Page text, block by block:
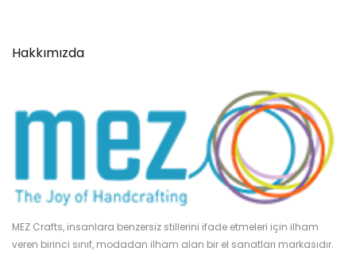
Hakkımızda
MEZ Crafts, insanlara benzersiz stillerini ifade etmeleri için ilham
veren birinci sınıf, modadan ilham alan bir el sanatları markasıdır.